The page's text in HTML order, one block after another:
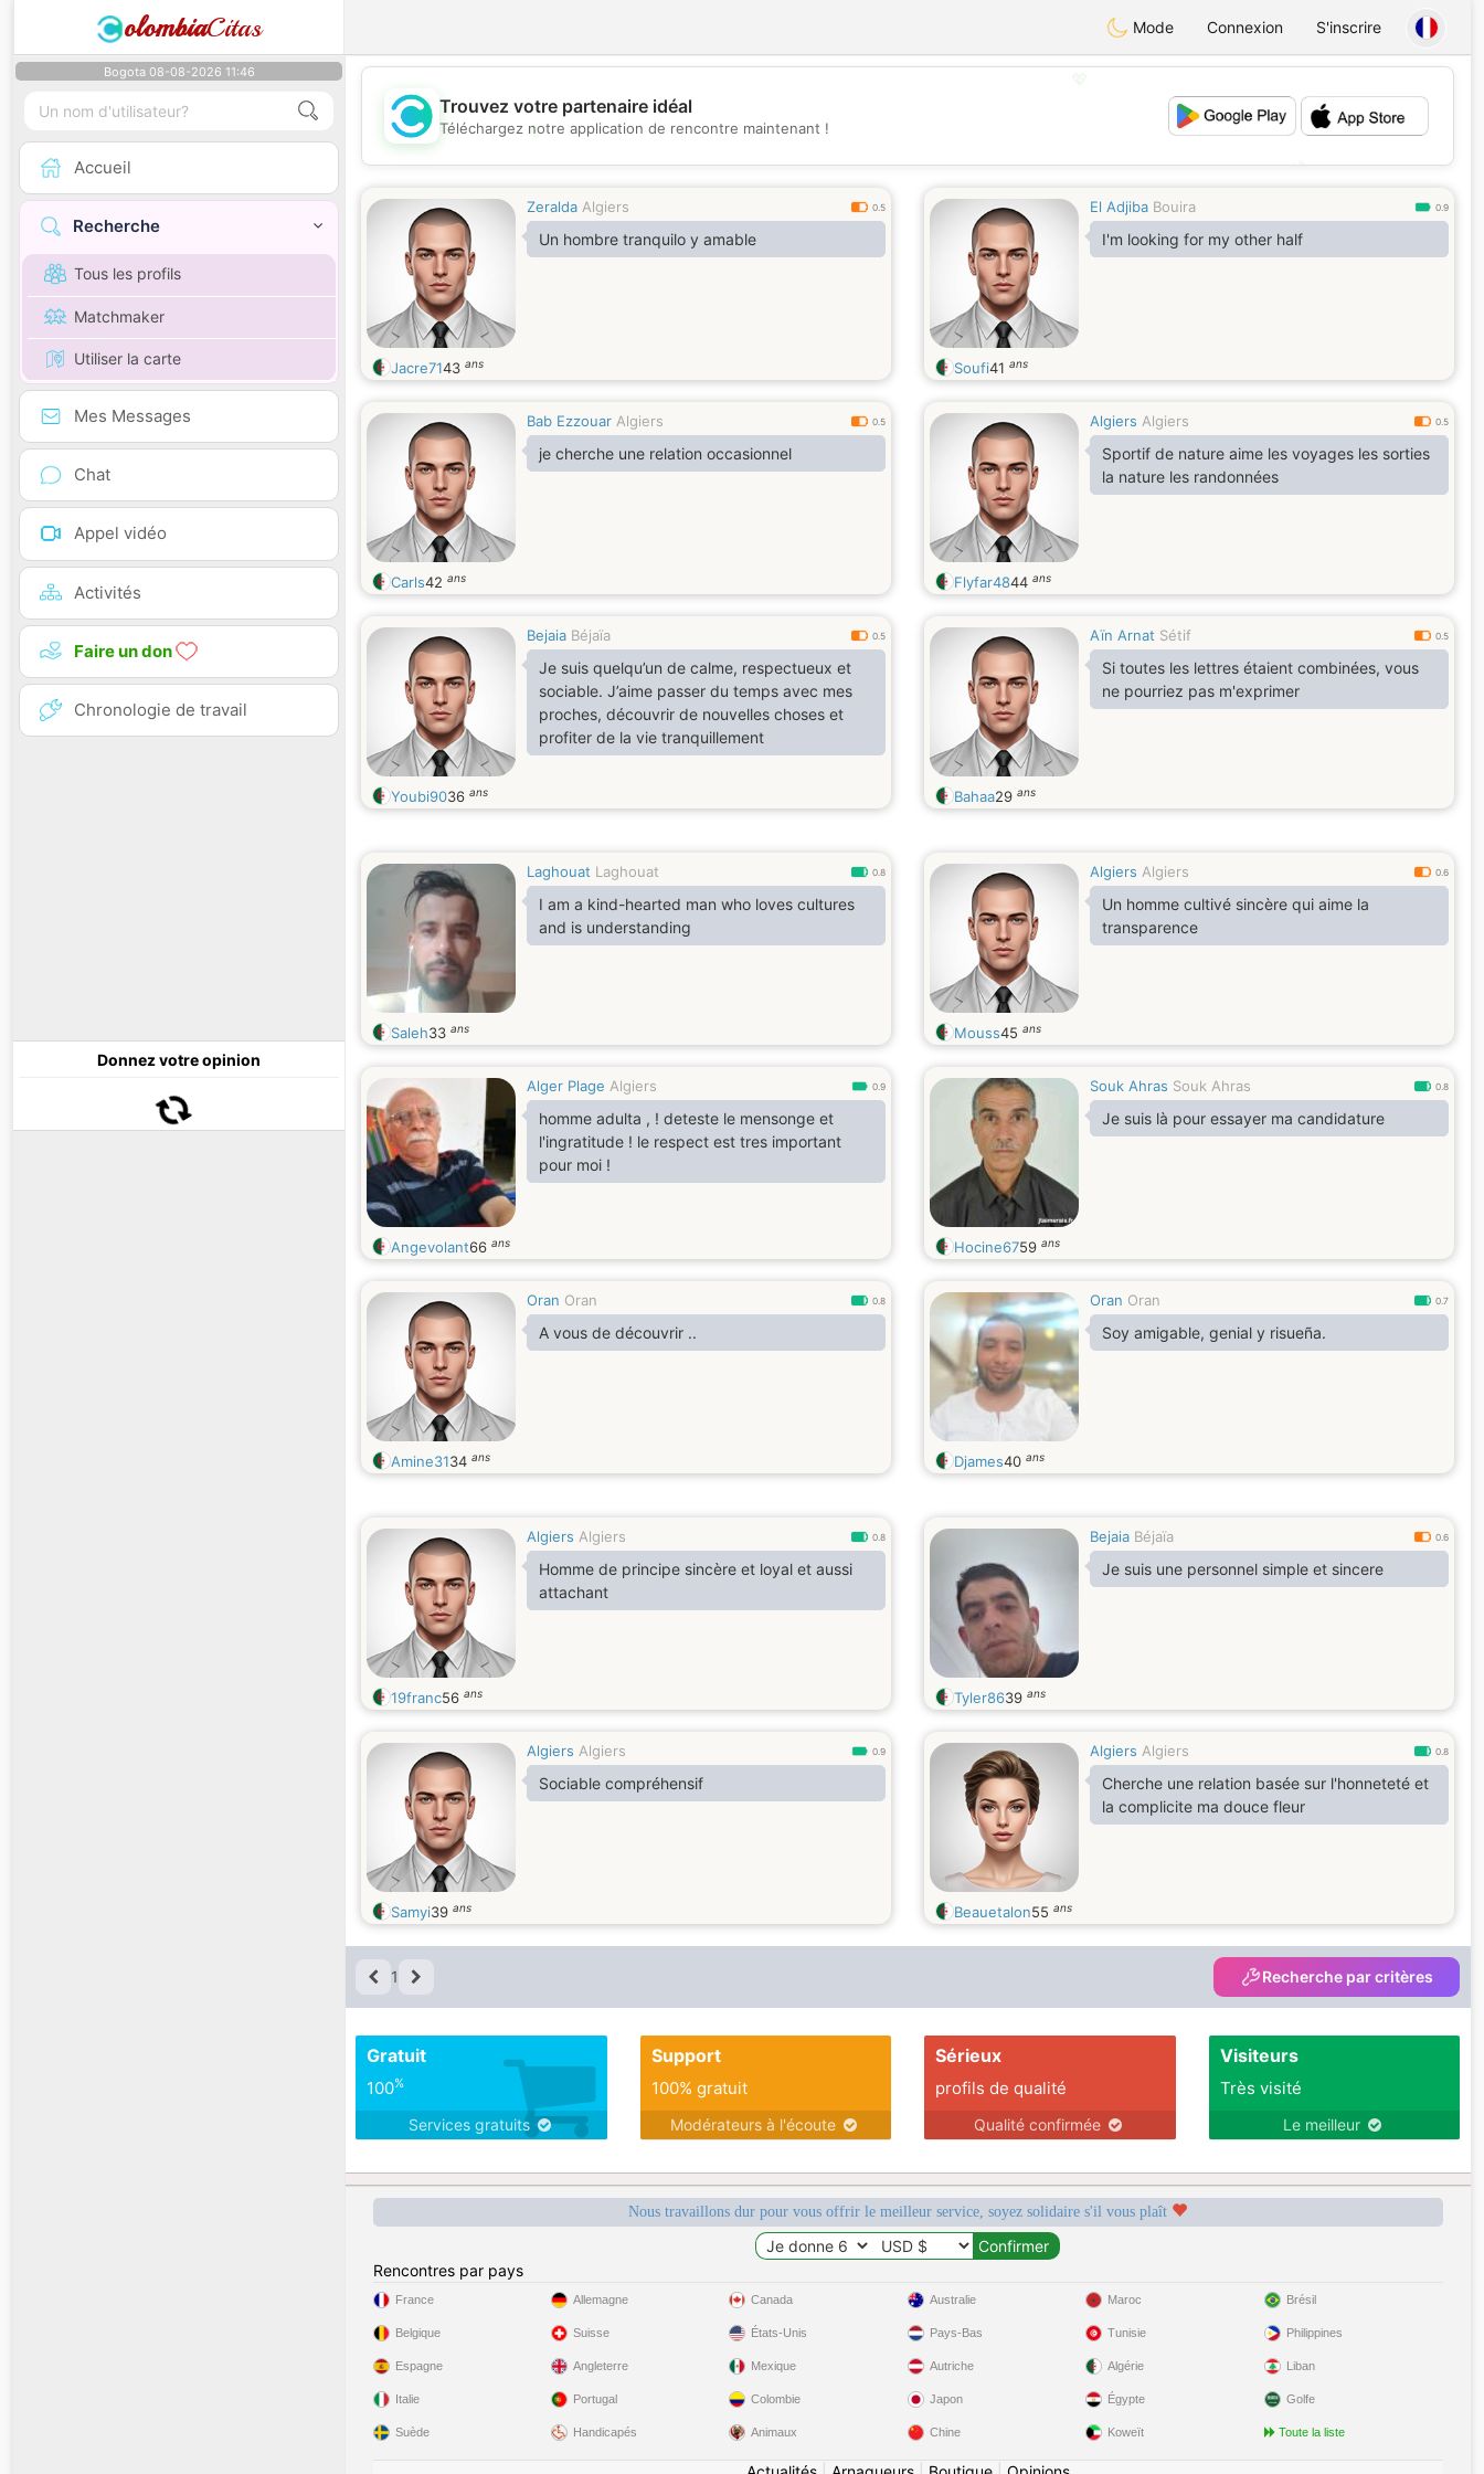
olombiaCitas Mode Connexion S'inscrire
Bogota 08-08-2026 11:46
Accueil
Recherche
Tous les profils
Matchmaker
Utiliser la carte
Mes Messages
Chat
Appel vidéo
Activités
Faire un don
Chronologie de travail
Donnez votre opinion
💖
💕
Trouvez votre partenaire idéal
Téléchargez notre application de rencontre maintenant !
Zeralda Algiers 0.5
Un hombre tranquilo y amable
Jacre7143 ans
El Adjiba Bouira 0.9
I'm looking for my other half
Soufi41 ans
Bab Ezzouar Algiers 0.5
je cherche une relation occasionnel
Carls42 ans
Algiers Algiers 0.5
Sportif de nature aime les voyages les sorties
la nature les randonnées
Flyfar4844 ans
Bejaia Béjaïa 0.5
Je suis quelqu’un de calme, respectueux et
sociable. J’aime passer du temps avec mes
proches, découvrir de nouvelles choses et
profiter de la vie tranquillement
Youbi9036 ans
Aïn Arnat Sétif 0.5
Si toutes les lettres étaient combinées, vous
ne pourriez pas m'exprimer
Bahaa29 ans
Laghouat Laghouat 0.8
I am a kind-hearted man who loves cultures
and is understanding
Saleh33 ans
Algiers Algiers 0.6
Un homme cultivé sincère qui aime la
transparence
Mouss45 ans
Alger Plage Algiers 0.9
homme adulta , ! deteste le mensonge et
l'ingratitude ! le respect est tres important
pour moi !
Angevolant66 ans
Souk Ahras Souk Ahras 0.8
Je suis là pour essayer ma candidature
Hocine6759 ans
Oran Oran 0.8
A vous de découvrir ..
Amine3134 ans
Oran Oran 0.7
Soy amigable, genial y risueña.
Djames40 ans
Algiers Algiers 0.8
Homme de principe sincère et loyal et aussi
attachant
19franc56 ans
Bejaia Béjaïa 0.6
Je suis une personnel simple et sincere
Tyler8639 ans
Algiers Algiers 0.9
Sociable compréhensif
Samyi39 ans
Algiers Algiers 0.8
Cherche une relation basée sur l'honneteté et
la complicite ma douce fleur
Beauetalon55 ans
1 Recherche par critères
Gratuit
100%
Services gratuits
Support
100% gratuit
Modérateurs à l'écoute
Sérieux
profils de qualité
Qualité confirmée
Visiteurs
Très visité
Le meilleur
Nous travaillons dur pour vous offrir le meilleur service, soyez solidaire s'il vous plaît
Rencontres par pays
France
Belgique
Espagne
Italie
Suède
Allemagne
Suisse
Angleterre
Portugal
Handicapés
Canada
États-Unis
Mexique
Colombie
Animaux
Australie
Pays-Bas
Autriche
Japon
Chine
Maroc
Tunisie
Algérie
Égypte
Koweït
Brésil
Philippines
Liban
Golfe
Toute la liste